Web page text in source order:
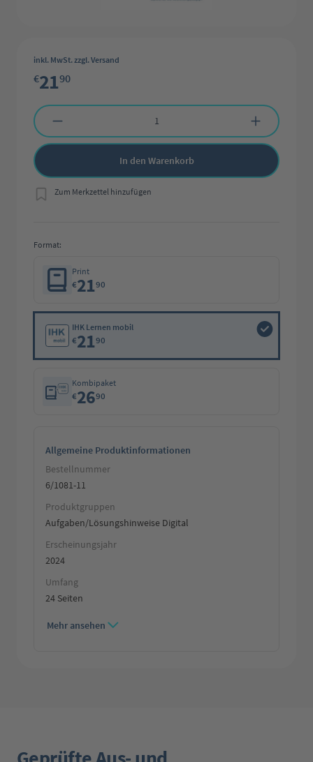
inkl. MwSt. zzgl. Versand
€2190
Produkt Anzahl: Gib den gewünschten Wert ein oder benutze die
In den Warenkorb
Zum Merkzettel hinzufügen
Format:
Print
€2190
IHK Lernen mobil
€2190
Kombipaket
€2690
Allgemeine Produktinformationen
Bestellnummer
6/1081-11
Produktgruppen
Aufgaben/Lösungshinweise Digital
Erscheinungsjahr
2024
Umfang
24 Seiten
Mehr ansehen